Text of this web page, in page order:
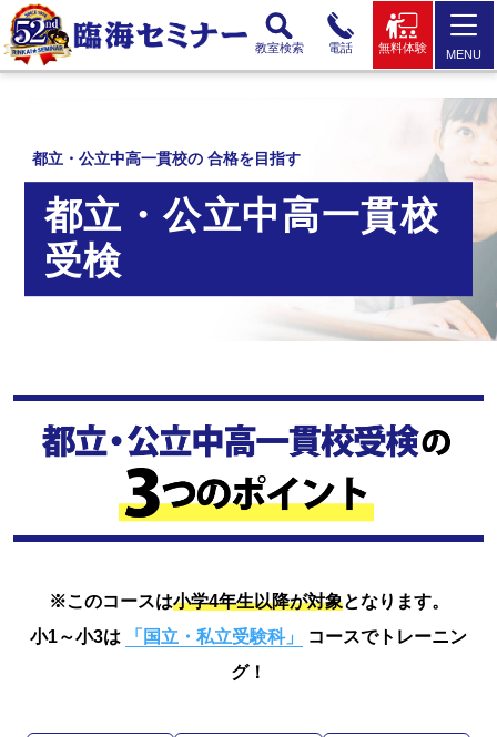
教室検索 電話 無料体験 MENU
都立・公立中高一貫校の 合格を目指す
都立・公立中高一貫校
受検
※このコースは小学4年生以降が対象となります。
小1～小3は
「国立・私立受験科」
コースでトレーニン
グ！